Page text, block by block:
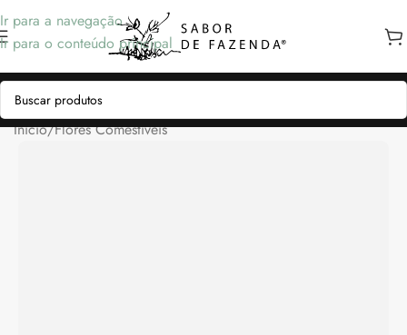
Ir para a navegação
Ir para o conteúdo principal
Início/Flores Comestíveis